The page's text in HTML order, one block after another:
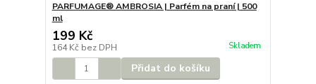
PARFUMAGE® AMBROSIA | Parfém na praní | 500
ml
199 Kč
164 Kč bez DPH Skladem
Přidat do košíku